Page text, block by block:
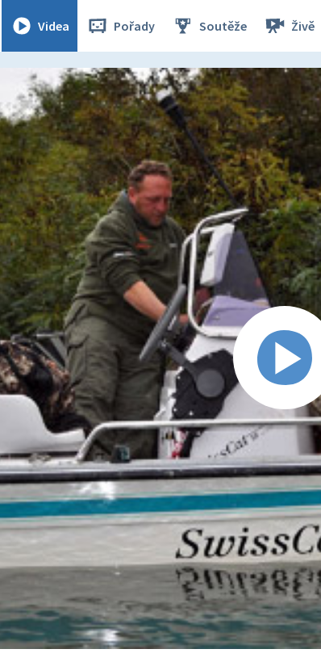
Videa Pořady Soutěže Živě